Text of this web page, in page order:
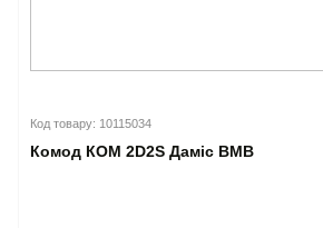
Код товару: 10115034
Комод КОМ 2D2S Даміс ВМВ